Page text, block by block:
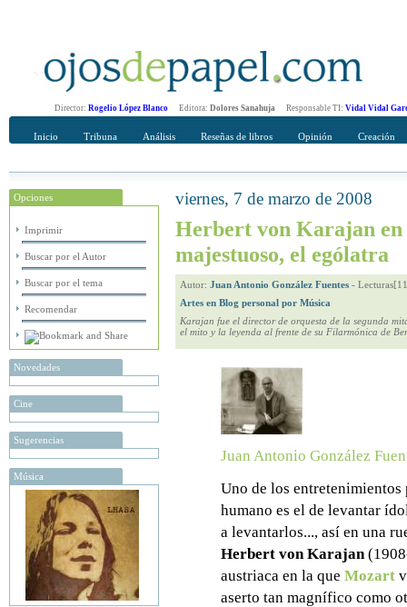
Director: Rogelio López Blanco Editora: Dolores Sanahuja Responsable TI: Vidal Vidal
Inicio Tribuna Análisis Reseñas de libros Opinión Creación
Opciones
Imprimir
Buscar por el Autor
Buscar por el tema
Recomendar
Novedades
Cine
Sugerencias
Música
Recomendar
viernes, 7 de marzo de 2008
Herbert von Karajan
majestuoso, el ególatra
Autor: Juan Antonio González Fuentes -
Artes en Blog personal por Música
Karajan fue el director de orquesta de la segunda
el mito y la leyenda al frente de su Filarmónica de
Juan Antonio González
Uno de los
humano es el de levantar
a levantarlos..., así en una
Herbert von Karajan
austriaca en la que Mozart
aserto tan magnífico como